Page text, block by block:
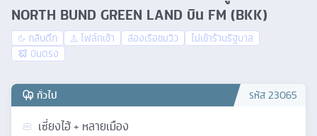
NORTH BUND GREEN LAND บิน FM (BKK)
กลับดึก ไฟล์ทเช้า ล่องเรือชมวิว
ไม่เข้าร้านรัฐบาล
บินตรง
ทั่วไป รหัส23065
เซี่ยงไฮ้ + หลายเมือง